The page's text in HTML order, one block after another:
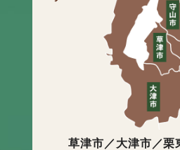
草津市／大津市／栗